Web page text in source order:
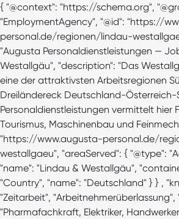
{ "@context": "https://schema.org",
"EmploymentAgency", "@id": "https://
personal.de/regionen/lindau-
"Augusta Personaldienstleistungen —
Westallgäu", "description": "Das
eine der attraktivsten Arbeitsregionen
Dreiländereck Deutschland-Österreich-
Personaldienstleistungen vermittelt hier
Tourismus, Maschinenbau und
"https://www.augusta-personal.de/
westallgaeu", "areaServed": { "@type":
"name": "Lindau & Westallgäu",
"Country", "name": "Deutschland" } } ,
"Zeitarbeit", "Arbeitnehmerüberlassung",
"Pharmafachkraft, Elektriker,